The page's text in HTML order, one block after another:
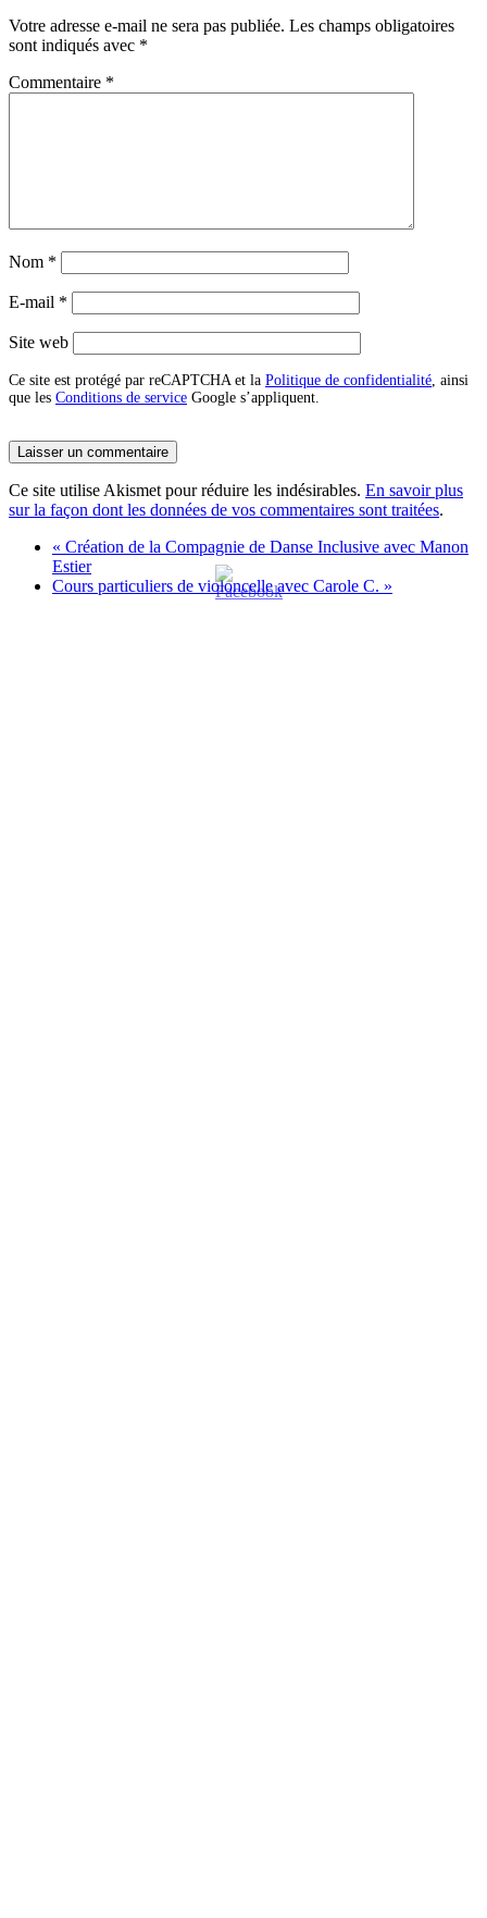
Votre adresse e-mail ne sera pas publiée. Les champs obligatoires
sont indiqués avec *
Commentaire *
Nom *
E-mail *
Site web
Ce site est protégé par reCAPTCHA et la Politique de confidentialité , ainsi
que les Conditions de service Google s’appliquent.
Ce site utilise Akismet pour réduire les indésirables. En savoir plus
sur la façon dont les données de vos commentaires sont traitées.
« Création de la Compagnie de Danse Inclusive avec Manon
Estier
Cours particuliers de violoncelle avec Carole C. »